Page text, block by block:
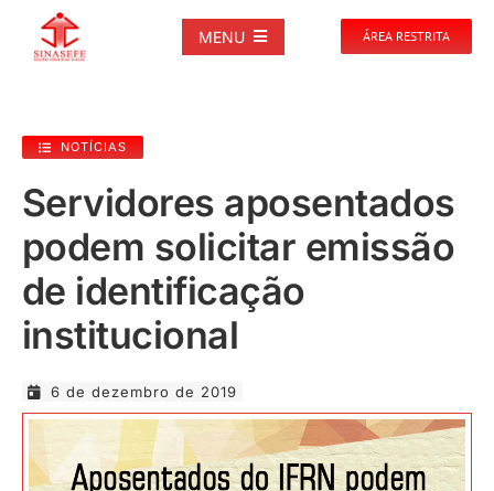
MENU
NOTÍCIAS
PUBLICAÇÕES
DOCUMENTOS
GALERIAS
EVENTOS
ÁREA RESTRITA
NOTÍCIAS
Servidores aposentados
podem solicitar emissão
de identificação
institucional
6 de dezembro de 2019